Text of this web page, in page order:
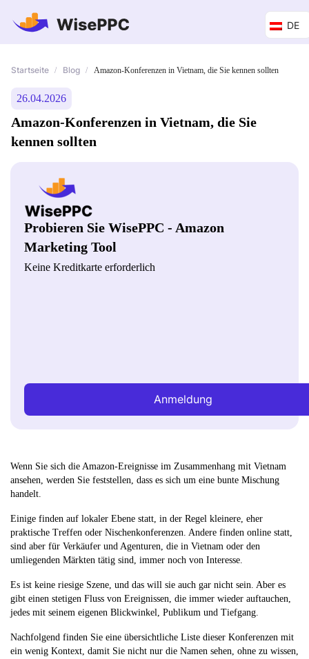
DE
Startseite / Blog / Amazon-Konferenzen in Vietnam, die Sie kennen sollten
26.04.2026
Amazon-Konferenzen in Vietnam, die Sie
kennen sollten
Probieren Sie WisePPC - Amazon
Marketing Tool
Keine Kreditkarte erforderlich
Anmeldung
Wenn Sie sich die Amazon-Ereignisse im Zusammenhang mit Vietnam
ansehen, werden Sie feststellen, dass es sich um eine bunte Mischung
handelt.
Einige finden auf lokaler Ebene statt, in der Regel kleinere, eher
praktische Treffen oder Nischenkonferenzen. Andere finden online statt,
sind aber für Verkäufer und Agenturen, die in Vietnam oder den
umliegenden Märkten tätig sind, immer noch von Interesse.
Es ist keine riesige Szene, und das will sie auch gar nicht sein. Aber es
gibt einen stetigen Fluss von Ereignissen, die immer wieder auftauchen,
jedes mit seinem eigenen Blickwinkel, Publikum und Tiefgang.
Nachfolgend finden Sie eine übersichtliche Liste dieser Konferenzen mit
ein wenig Kontext, damit Sie nicht nur die Namen sehen, ohne zu wissen,